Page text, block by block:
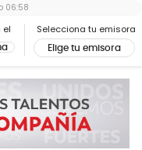
el Selecciona tu emisora
Elige tu emisora
06:58